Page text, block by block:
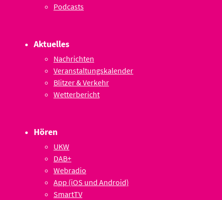
Podcasts
Aktuelles
Nachrichten
Veranstaltungskalender
Blitzer & Verkehr
Wetterbericht
Hören
UKW
DAB+
Webradio
App (iOS und Android)
SmartTV